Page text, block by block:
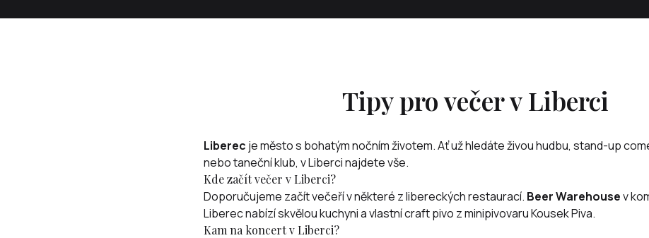
Tipy pro večer v Liberci
Liberec je město s bohatým nočním životem. Ať už hledáte živou hudbu, stand-up
nebo taneční klub, v Liberci najdete vše.
Kde začít večer v Liberci?
Doporučujeme začít večeří v některé z libereckých restaurací. Beer Warehousev
Liberec nabízí skvělou kuchyni a vlastní craft pivo z minipivovaru Kousek Piva.
Kam na koncert v Liberci?